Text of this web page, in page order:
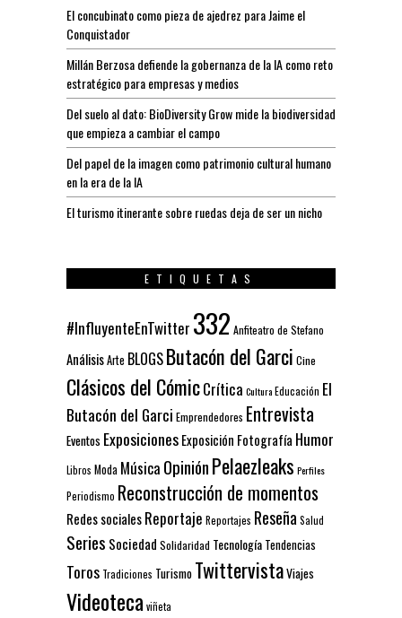
El concubinato como pieza de ajedrez para Jaime el
Conquistador
Millán Berzosa defiende la gobernanza de la IA como reto
estratégico para empresas y medios
Del suelo al dato: BioDiversity Grow mide la biodiversidad
que empieza a cambiar el campo
Del papel de la imagen como patrimonio cultural humano
en la era de la IA
El turismo itinerante sobre ruedas deja de ser un nicho
ETIQUETAS
#InfluyenteEnTwitter 332 Anfiteatro de Stefano
AnálisisArte BLOGSButacón del Garci Cine
Clásicos del CómicCrítica CulturaEducación El
Butacón del Garci Emprendedores Entrevista
Eventos ExposicionesExposición Fotografía Humor
Libros Moda Música OpiniónPelaezleaks Perfiles
Periodismo Reconstrucción de momentos
Redes socialesReportaje Reportajes Reseña Salud
Series Sociedad Solidaridad Tecnología Tendencias
Toros Tradiciones Turismo TwittervistaViajes
Videoteca viñeta